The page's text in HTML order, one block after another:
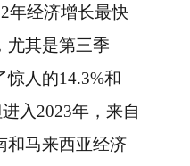
年经济增长最快
尤其是第三季
惊人的14.3%和
入2023年，来自
和马来西亚经济